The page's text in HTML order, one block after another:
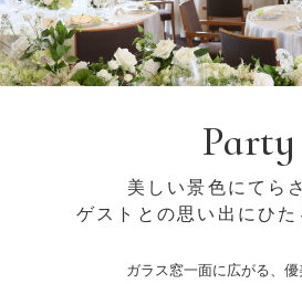
Party
美しい景色にてら
ゲストとの思い出にひた
ガラス窓一面に広がる、優